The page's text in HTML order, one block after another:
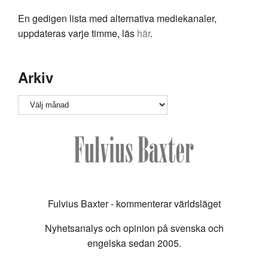
En gedigen lista med alternativa mediekanaler,
uppdateras varje timme, läs här.
Arkiv
Arkiv
Fulvius Baxter - kommenterar världsläget
Nyhetsanalys och opinion på svenska och
engelska sedan 2005.